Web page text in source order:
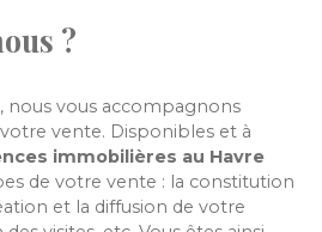
?
nous vous accompagnons
vente. Disponibles et à
immobilières au Havre
de votre vente : la constitution
et la diffusion de votre